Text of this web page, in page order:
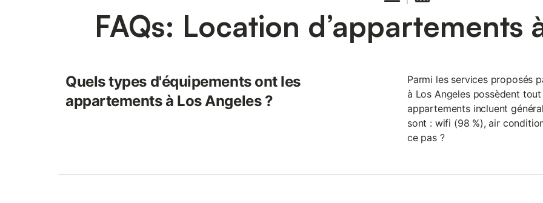
FAQs: Location d’appartements
Quels types d'équipements ont les
appartements à Los Angeles ?
Parmi les services proposés
à Los Angeles possèdent
appartements incluent
sont : wifi (98 %), air
ce pas ?